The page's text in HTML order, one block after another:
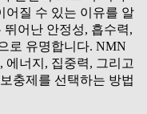
어질 수 있는 이유를 알
어난 안정성, 흡수력,
로 유명합니다. NMN
너지, 집중력, 그리고
충제를 선택하는 방법